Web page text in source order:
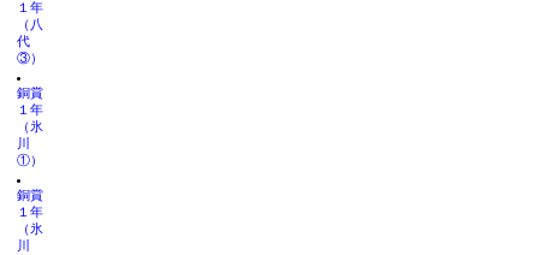
１年
（八
代
③）
銅賞
１年
（氷
川
①）
銅賞
１年
（氷
川